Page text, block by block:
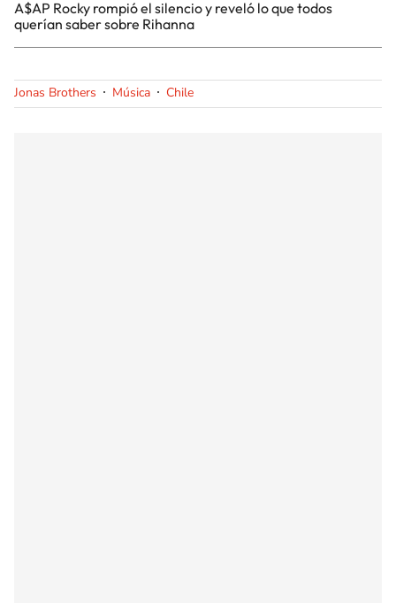
A$AP Rocky rompió el silencio y reveló lo que todos
querían saber sobre Rihanna
Jonas Brothers Música Chile